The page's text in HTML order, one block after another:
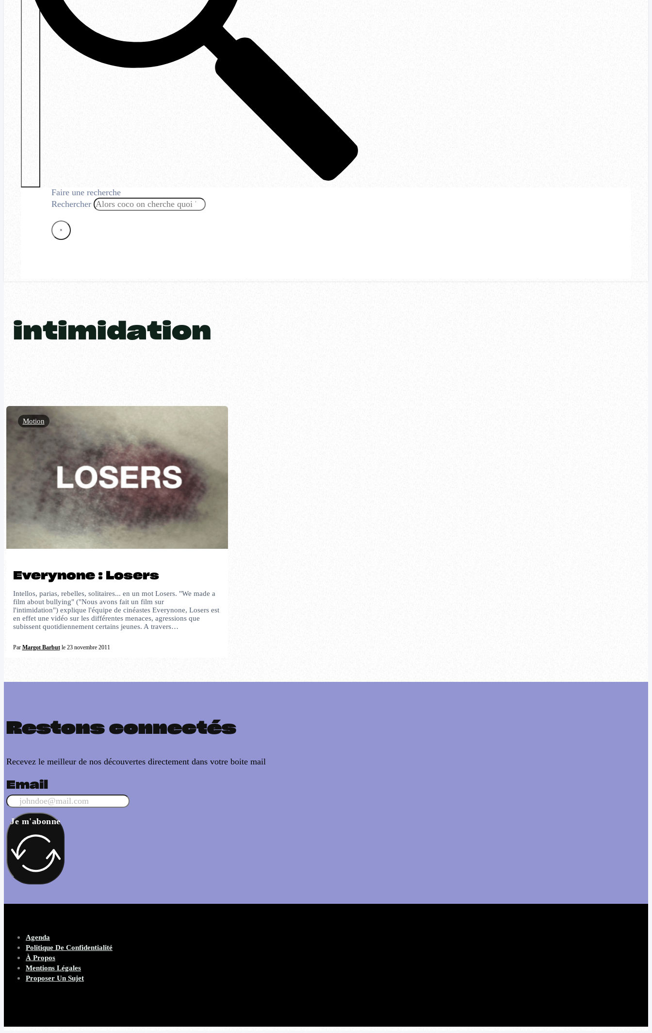
Faire une recherche
Rechercher
×
intimidation
Everynone : Losers
Intellos, parias, rebelles, solitaires... en un mot Losers. "We made a
film about bullying" ("Nous avons fait un film sur
l'intimidation") explique l'équipe de cinéastes Everynone, Losers est
en effet une vidéo sur les différentes menaces, agressions que
subissent quotidiennement certains jeunes. A travers…
Par Margot Barbutle 23 novembre 2011
Motion
Restons connectés
Recevez le meilleur de nos découvertes directement dans votre boite mail
Email
Je m'abonne
Agenda
Politique De Confidentialité
À Propos
Mentions Légales
Proposer Un Sujet